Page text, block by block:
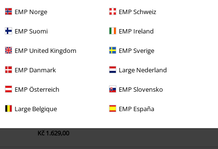
EMP Norge EMP Schweiz
EMP Suomi EMP Ireland
EMP United Kingdom EMP Sverige
EMP Danmark Large Nederland
EMP Österreich EMP Slovensko
Large Belgique EMP España
Kč 1.629,00